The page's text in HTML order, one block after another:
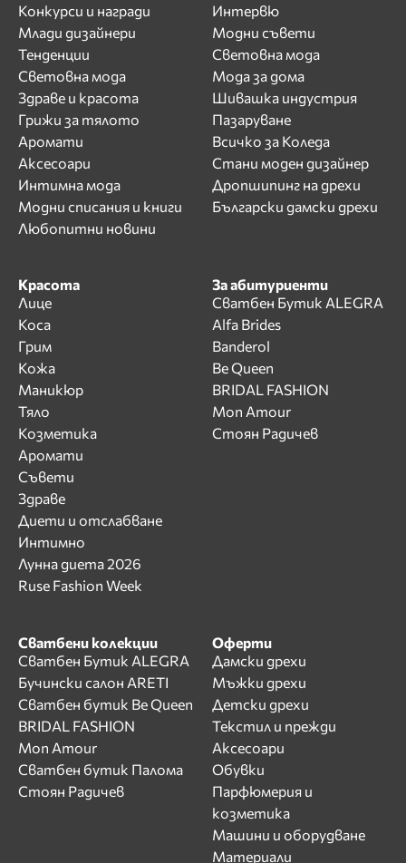
Конкурси и награди
Млади дизайнери
Тенденции
Световна мода
Здраве и красота
Грижи за тялото
Аромати
Аксесоари
Интимна мода
Модни списания и книги
Любопитни новини
Интервю
Модни съвети
Световна мода
Мода за дома
Шивашка индустрия
Пазаруване
Всичко за Коледа
Стани моден дизайнер
Дропшипинг на дрехи
Български дамски дрехи
Красота
Лице
Коса
Грим
Кожа
Маникюр
Тяло
Козметика
Аромати
Съвети
Здраве
Диети и отслабване
Интимно
Лунна диета 2026
Ruse Fashion Week
За абитуриенти
Сватбен Бутик ALEGRA
Alfa Brides
Banderol
Be Queen
BRIDAL FASHION
Mon Amour
Стоян Радичев
Сватбени колекции
Сватбен Бутик ALEGRA
Бучински салон ARETI
Сватбен бутик Be Queen
BRIDAL FASHION
Mon Amour
Сватбен бутик Палома
Стоян Радичев
Оферти
Дамски дрехи
Мъжки дрехи
Детски дрехи
Текстил и прежди
Аксесоари
Обувки
Парфюмерия и
козметика
Машини и оборудване
Материали